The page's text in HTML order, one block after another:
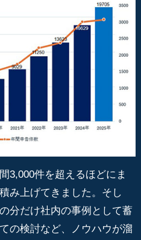
3,000件を超えるほどにま
み上げてきました。そし
分だけ社内の事例として蓄
の検討など、ノウハウが溜